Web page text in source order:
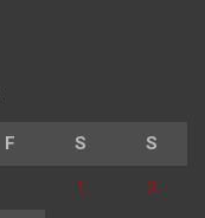
F S S
1 2